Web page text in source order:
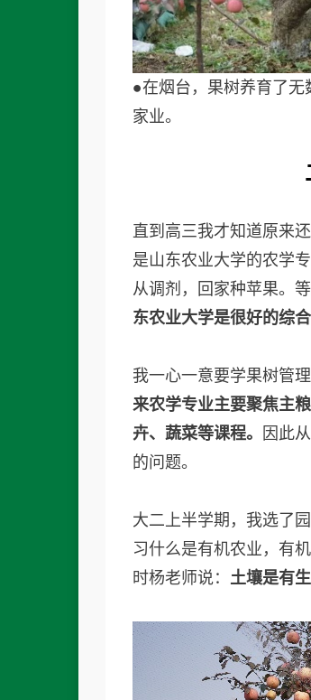
●在烟台，果树养育了
家业。
直到高三我才知道原来
是山东农业大学的农学
从调剂，回家种苹果。
东农业大学是很好的综
我一心一意要学果树管
来农学专业主要聚焦主
卉、蔬菜等课程。
因此
的问题。
大二上半学期，我选了
习什么是有机农业，有
时杨老师说： 土壤是有